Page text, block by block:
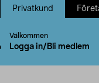
Privatkund
Välkommen
Logga in/Bli medlem